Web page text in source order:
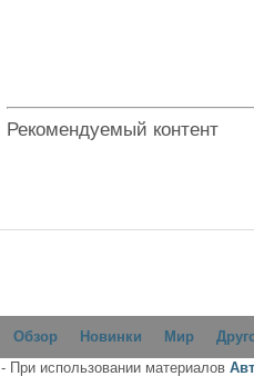
Рекомендуемый контент
Обзор Новинки Мир
- При использовании материалов